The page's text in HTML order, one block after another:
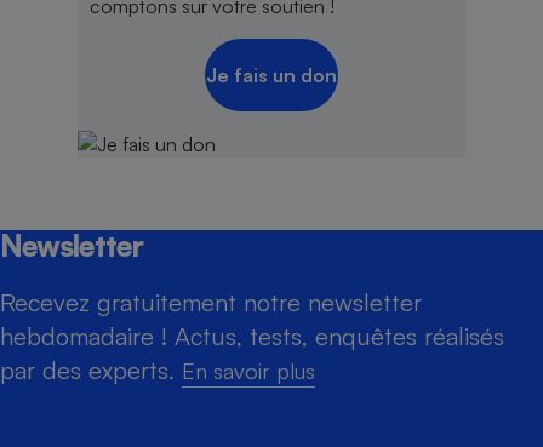
comptons sur votre soutien !
Je fais un don
Newsletter
Recevez gratuitement notre newsletter
hebdomadaire ! Actus, tests, enquêtes réalisés
par des experts. En savoir plus